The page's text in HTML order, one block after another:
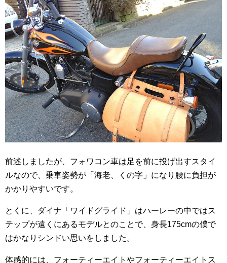
前述しましたが、フォワコン車は足を前に投げ出すスタイ
ルなので、乗車姿勢が「海老、くの字」になり腰に負担が
かかりやすいです。
とくに、ダイナ「ワイドグライド」はハーレーの中ではス
テップが遠くにあるモデルとのことで、身長175cmの僕で
はかなりシンドい思いをしました。
体感的には、フォーティーエイトやフォーティーエイトス